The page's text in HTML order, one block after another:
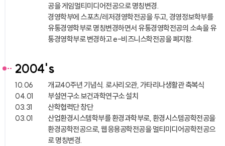
공을 게임멀티미디어전공으로 명칭변경.
경영학부에 스포츠/레저경영학전공을 두고, 경영정보학부를
유통경영학부로 명칭변경하면서 유통경영학전공의 소속을 유
통경영학부로 변경하고 e-비즈니스학전공을 폐지함.
2004's
10.06
개교40주년 기념식. 로사리오관, 가타리나생활관 축복식
04.01
부설연구소 보건과학연구소 설치
03.31
산학협력단 창단
03.01
산업환경시스템학부를 환경과학부로, 환경시스템공학전공을
환경공학전공으로, 웹응용공학전공을 멀티미디어공학전공으
로 명칭변경.